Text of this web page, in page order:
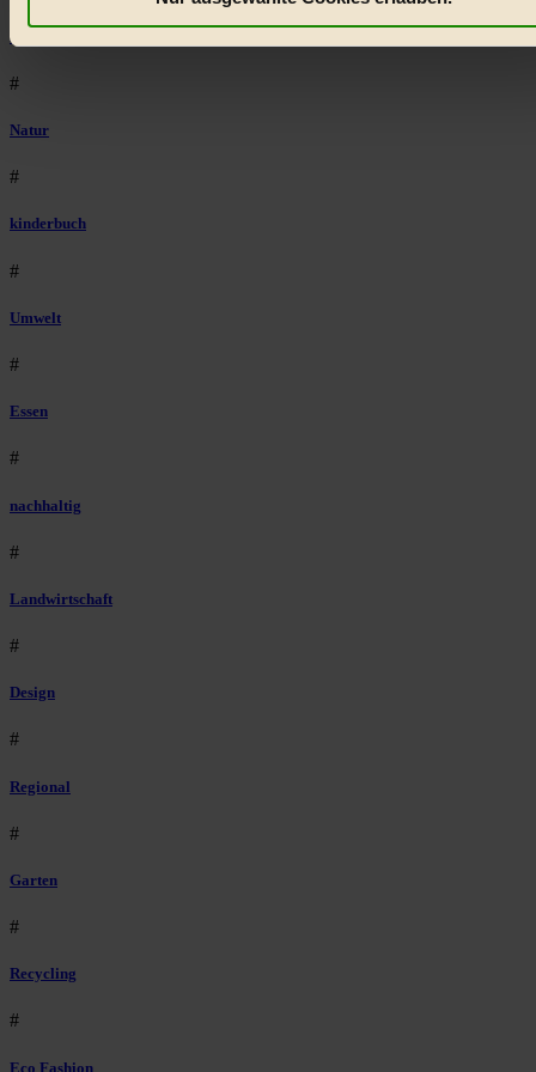
externen Plattformen anzuzeigen, oder auch, um Werbung
Lebensmittel
#
Natur
#
kinderbuch
#
Umwelt
#
Essen
#
nachhaltig
#
Landwirtschaft
#
Design
#
Regional
#
Garten
#
Recycling
#
Eco Fashion